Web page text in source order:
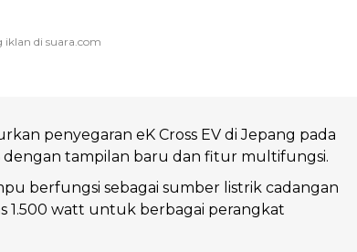
penyegaran eK Cross EV di Jepang pada
tampilan baru dan fitur multifungsi.
berfungsi sebagai sumber listrik cadangan
1.500 watt untuk berbagai perangkat